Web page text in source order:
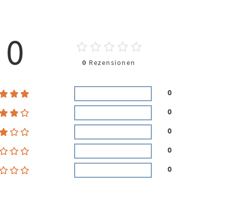
0 0 Rezensionen
0
0
0
0
0